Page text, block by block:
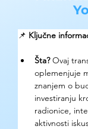
📌 Ključne
Šta? Ovaj
oplemenjuje
znanjem o
investiranju
radionice,
aktivnosti